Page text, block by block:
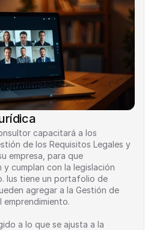
capacitará a los
de los Requisitos Legales y
empresa, para que
y cumplan con la legislación
Ius tiene un portafolio de
agregar a la Gestión de
emprendimiento.
a lo que se ajusta a la